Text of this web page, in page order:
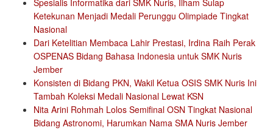
Spesialis Informatika dari SMK Nuris, Ilham Sulap
Ketekunan Menjadi Medali Perunggu Olimpiade Tingkat
Nasional
Dari Ketelitian Membaca Lahir Prestasi, Irdina Raih Perak
OSPENAS Bidang Bahasa Indonesia untuk SMK Nuris
Jember
Konsisten di Bidang PKN, Wakil Ketua OSIS SMK Nuris Ini
Tambah Koleksi Medali Nasional Lewat KSN
Nita Arini Rohmah Lolos Semifinal OSN Tingkat Nasional
Bidang Astronomi, Harumkan Nama SMA Nuris Jember